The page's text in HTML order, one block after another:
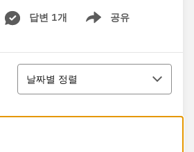
WHERE
existOrderTarget =[SELECT
WHERE Region__c IN :region
=:
답변 1개 공유
Show menu
정렬
날짜별 정렬